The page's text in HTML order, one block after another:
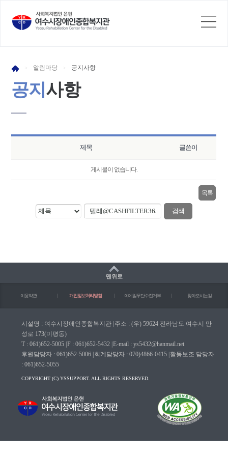
> 알림 마당 > 공지사항
공지 사항
제목 글쓴이
게시물이 없습니다.
목록
검색
맨위로
이용약관 개인정보처리방침 이메일무단수집거부 찾아오시는길
시설명 : 여수시장애인종합복지관 주소 : (우) 59624 전라남도 여수시 만
성로 173(미평동)
T : 061)652-5005 F : 061)652-5432 E-mail : ys5432@hanmail.net
후원담당자 : 061)652-5006 회계담당자 : 070)4866-0415 활동보조 담당자
: 061)652-5055
COPYRIGHT (C) YSSUPPORT. ALL RIGHTS RESERVED.
크(WA인증마크)